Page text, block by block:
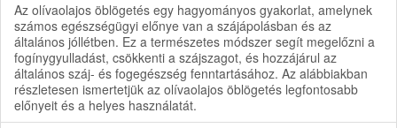
Az olívaolajos öblögetés egy hagyományos gyakorlat, amelynek
számos egészségügyi előnye van a szájápolásban és az
általános jóllétben. Ez a természetes módszer segít megelőzni a
fogínygyulladást, csökkenti a szájszagot, és hozzájárul az
általános száj- és fogegészség fenntartásához. Az alábbiakban
részletesen ismertetjük az olívaolajos öblögetés legfontosabb
előnyeit és a helyes használatát.